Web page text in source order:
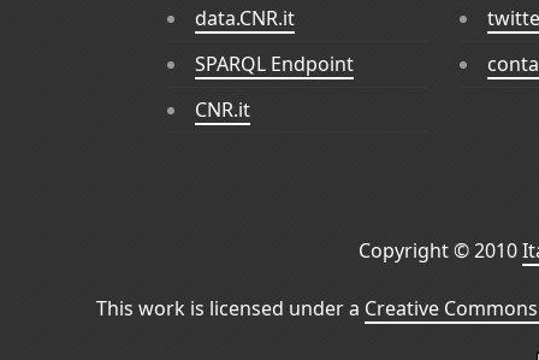
data.CNR.it
SPARQL Endpoint
CNR.it
Copyright © 2010
This work is licensed under a Creative